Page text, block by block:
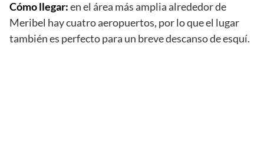
Cómo llegar:en el área más amplia alrededor de
Meribel hay cuatro aeropuertos, por lo que el lugar
también es perfecto para un breve descanso de esquí.